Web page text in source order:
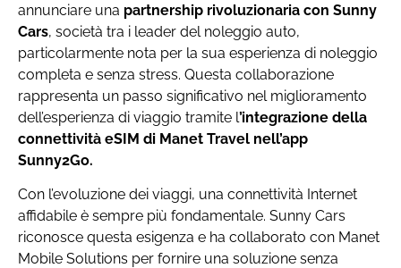
annunciare una partnership rivoluzionaria con Sunny
Cars, società tra i leader del noleggio auto,
particolarmente nota per la sua esperienza di noleggio
completa e senza stress. Questa collaborazione
rappresenta un passo significativo nel miglioramento
dell’esperienza di viaggio tramite l’integrazione della
connettività eSIM di Manet Travel nell’app
Sunny2Go.
Con l’evoluzione dei viaggi, una connettività Internet
affidabile è sempre più fondamentale. Sunny Cars
riconosce questa esigenza e ha collaborato con Manet
Mobile Solutions per fornire una soluzione senza